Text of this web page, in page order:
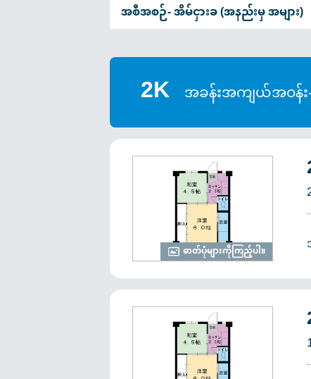
အစီအစဉ်-အိမ်ငှားခ (အနည်းမှ အများ)
2K အခန်းအကျယ်အဝန်း-
ဓာတ်ပုံများကိုကြည့်ပါ။